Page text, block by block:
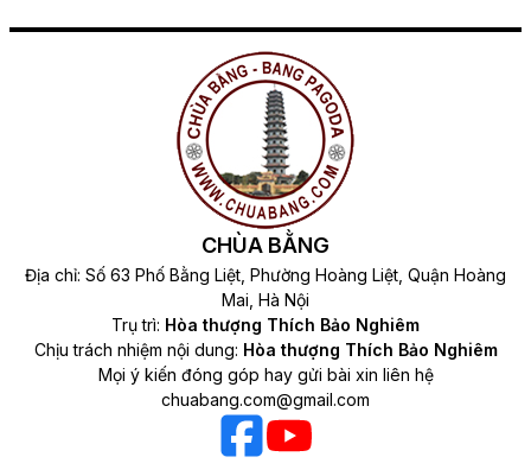
CHÙA BẰNG
Địa chỉ: Số 63 Phố Bằng Liệt, Phường Hoàng Liệt, Quận Hoàng
Mai, Hà Nội
Trụ trì: Hòa thượng Thích Bảo Nghiêm
Chịu trách nhiệm nội dung: Hòa thượng Thích Bảo Nghiêm
Mọi ý kiến đóng góp hay gửi bài xin liên hệ
chuabang.com@gmail.com